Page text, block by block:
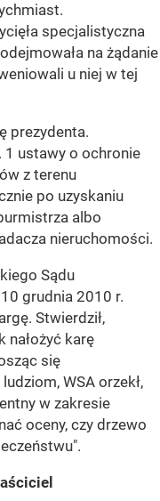
specjalistyczna
na żądanie
u niej w tej
prezydenta.
1 ustawy o ochronie
z terenu
po uzyskaniu
albo
nieruchomości.
Sądu
grudnia 2010 r.
Stwierdził,
nałożyć karę
się
WSA orzekł,
w zakresie
oceny, czy drzewo